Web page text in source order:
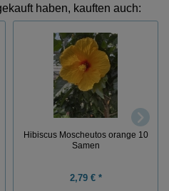
haben, kauften auch:
Hibiscus Moscheutos orange 10
Samen
2,79 € *